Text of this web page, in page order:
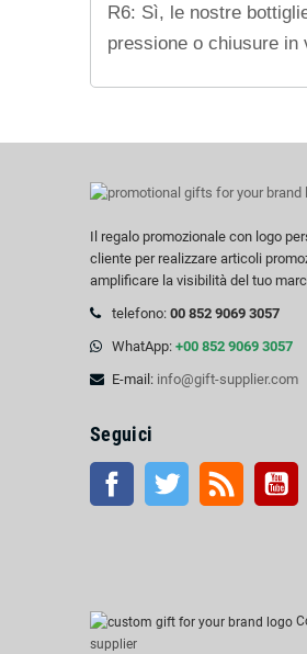
R6: Sì, le nostre
pressione o chiusure
Il regalo promozionale con logo
cliente per realizzare articoli
amplificare la visibilità del tuo
telefono: 00 852 9069 3057
WhatApp: +00 852 9069 3057
E-mail: info@gift-supplier.com
Seguici
Facebook Twitter RSS
supplier